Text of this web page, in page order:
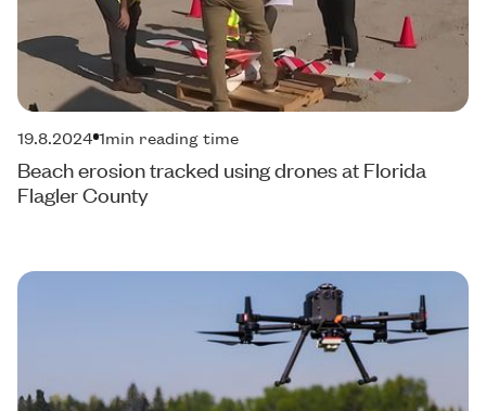
19.8.2024 1min reading time
Beach erosion tracked using drones at Florida
Flagler County